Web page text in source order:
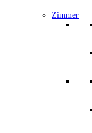
Zimmer